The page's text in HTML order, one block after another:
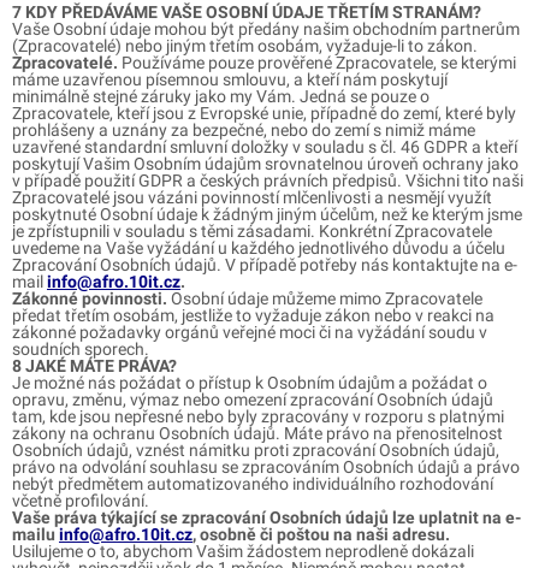
7 KDY PŘEDÁVÁME VAŠE OSOBNÍ ÚDAJE TŘETÍM STRANÁM?
Vaše Osobní údaje mohou být předány našim obchodním partnerům
(Zpracovatelé) nebo jiným třetím osobám, vyžaduje-li to zákon.
Zpracovatelé. Používáme pouze prověřené Zpracovatele, se kterými
máme uzavřenou písemnou smlouvu, a kteří nám poskytují
minimálně stejné záruky jako my Vám. Jedná se pouze o
Zpracovatele, kteří jsou z Evropské unie, případně do zemí, které byly
prohlášeny a uznány za bezpečné, nebo do zemí s nimiž máme
uzavřené standardní smluvní doložky v souladu s čl. 46 GDPR a kteří
poskytují Vašim Osobním údajům srovnatelnou úroveň ochrany jako
v případě použití GDPR a českých právních předpisů. Všichni tito naši
Zpracovatelé jsou vázáni povinností mlčenlivosti a nesmějí využít
poskytnuté Osobní údaje k žádným jiným účelům, než ke kterým jsme
je zpřístupnili v souladu s těmi zásadami. Konkrétní Zpracovatele
uvedeme na Vaše vyžádání u každého jednotlivého důvodu a účelu
Zpracování Osobních údajů. V případě potřeby nás kontaktujte na e-
mailinfo@afro.10it.cz.
Zákonné povinnosti. Osobní údaje můžeme mimo Zpracovatele
předat třetím osobám, jestliže to vyžaduje zákon nebo v reakci na
zákonné požadavky orgánů veřejné moci či na vyžádání soudu v
soudních sporech.
8 JAKÉ MÁTE PRÁVA?
Je možné nás požádat o přístup k Osobním údajům a požádat o
opravu, změnu, výmaz nebo omezení zpracování Osobních údajů
tam, kde jsou nepřesné nebo byly zpracovány v rozporu s platnými
zákony na ochranu Osobních údajů. Máte právo na přenositelnost
Osobních údajů, vznést námitku proti zpracování Osobních údajů,
právo na odvolání souhlasu se zpracováním Osobních údajů a právo
nebýt předmětem automatizovaného individuálního rozhodování
včetně profilování.
Vaše práva týkající se zpracování Osobních údajů lze uplatnit na e-
mailu info@afro.10it.cz, osobně či poštou na naši adresu.
Usilujeme o to, abychom Vašim žádostem neprodleně dokázali